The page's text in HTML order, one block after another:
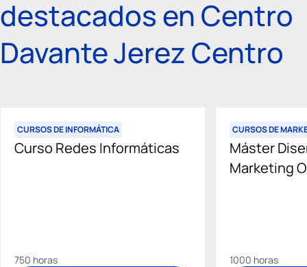
destacados en Centro
Davante Jerez Centro
CURSOS DE INFORMÁTICA
Curso Redes Informáticas
750 horas
CURSOS DE
Máster
Marketing
1000 horas